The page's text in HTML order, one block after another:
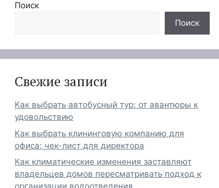
Поиск
Поиск
Свежие записи
Как выбрать автобусный тур: от авантюры к
удовольствию
Как выбрать клининговую компанию для
офиса: чек-лист для директора
Как климатические изменения заставляют
владельцев домов пересматривать подход к
организации водоотведения